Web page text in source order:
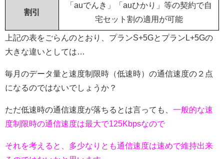
割引
「auでんき」「auひかり」等の契約で自
宅セット割の適用が可能
上記の表をごらんのとおり、プランS+5GとプランL+5Gの
大きな違いとしては…
毎月のデータ量と速度制限時（低速時）の通信速度の２点
になるのではないでしょうか？
ただ低速時の通信速度が落ちるとは言っても、 一般的な速
度制限時の通信速度は最大で125Kbpsなので
それを考えると、多少なりとも通信速度は速めで維持出来